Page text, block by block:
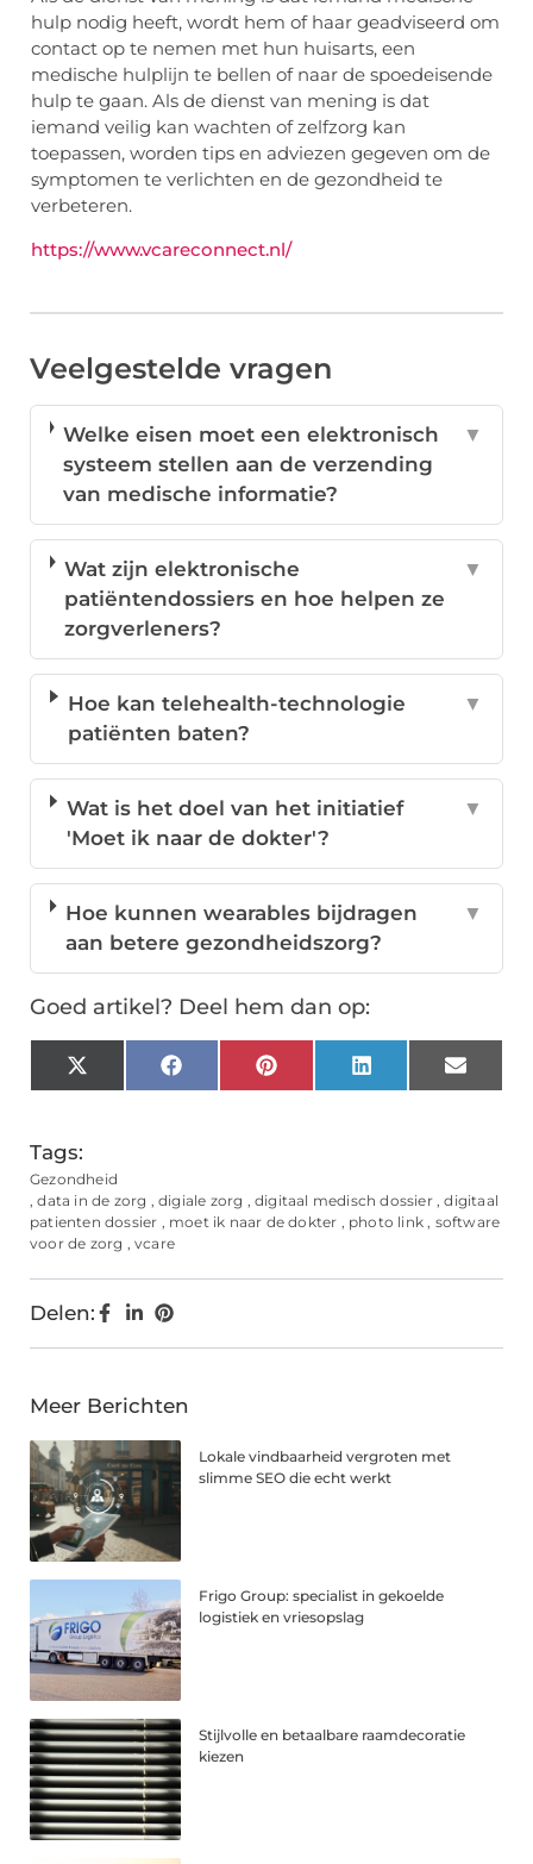
hulp nodig heeft, wordt hem of haar geadviseerd om
contact op te nemen met hun huisarts, een
medische hulplijn te bellen of naar de spoedeisende
hulp te gaan. Als de dienst van mening is dat
iemand veilig kan wachten of zelfzorg kan
toepassen, worden tips en adviezen gegeven om de
symptomen te verlichten en de gezondheid te
verbeteren.
https://www.vcareconnect.nl/
Veelgestelde vragen
Welke eisen moet een elektronisch
systeem stellen aan de verzending
van medische informatie?
▼
Wat zijn elektronische
patiëntendossiers en hoe helpen ze
zorgverleners?
▼
Hoe kan telehealth-technologie
patiënten baten?
▼
Wat is het doel van het initiatief
'Moet ik naar de dokter'?
▼
Hoe kunnen wearables bijdragen
aan betere gezondheidszorg?
▼
Goed artikel? Deel hem dan op:
X
(Twitter)
FacebookPinterestLinkedInEmail
Tags:
Gezondheid
,data in de zorg ,digiale zorg ,digitaal medisch dossier,digitaal
patienten dossier , moet ik naar de dokter , photo link , software
voor de zorg ,vcare
Delen:
Meer Berichten
Lokale vindbaarheid vergroten met
slimme SEO die echt werkt
Frigo Group: specialist in gekoelde
logistiek en vriesopslag
Stijlvolle en betaalbare raamdecoratie
kiezen